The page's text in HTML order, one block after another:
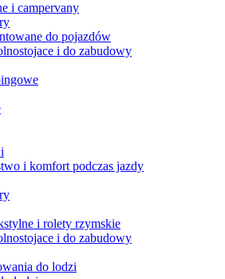
i campervany
do pojazdów
i do zabudowy
i komfort podczas jazdy
i rolety rzymskie
i do zabudowy
do lodzi